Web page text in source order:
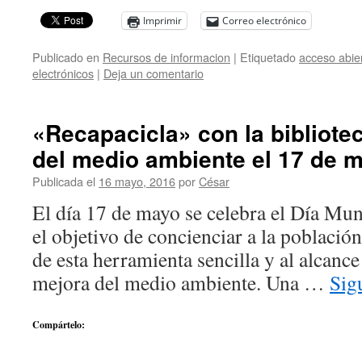
Imprimir Correo electrónico
Publicado en Recursos de informacion | Etiquetadoacceso
electrónicos | Deja un comentario
«Recapacicla» con la
del medio ambiente el 17 de
Publicada el 16 mayo, 2016porCésar
El día 17 de mayo se celebra el Día
el objetivo de concienciar a la
de esta herramienta sencilla y al
mejora del medio ambiente. Una …
Compártelo: